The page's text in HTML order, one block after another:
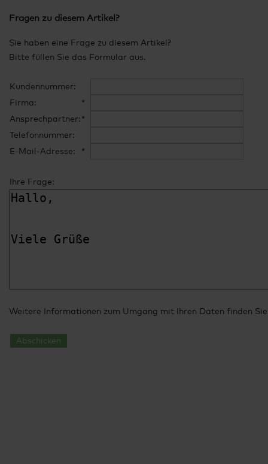
Fragen zu diesem Artikel?
Sie haben eine Frage zu diesem Artikel?
Bitte füllen Sie das Formular aus.
Kundennummer:
Firma:
*
Ansprechpartner:*
Telefonnummer:
E-Mail-Adresse:
*
Ihre Frage:
Weitere Informationen zum Umgang mit Ihren Daten finden
Abschicken